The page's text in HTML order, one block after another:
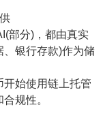
部分)，都由真实
银行存款)作为储
开始使用链上托管
规性。